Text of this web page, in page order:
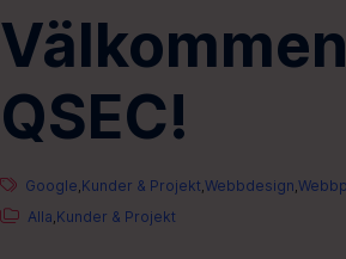
QSEC!
Google Kunder & Projekt Webbdesign
Alla Kunder & Projekt